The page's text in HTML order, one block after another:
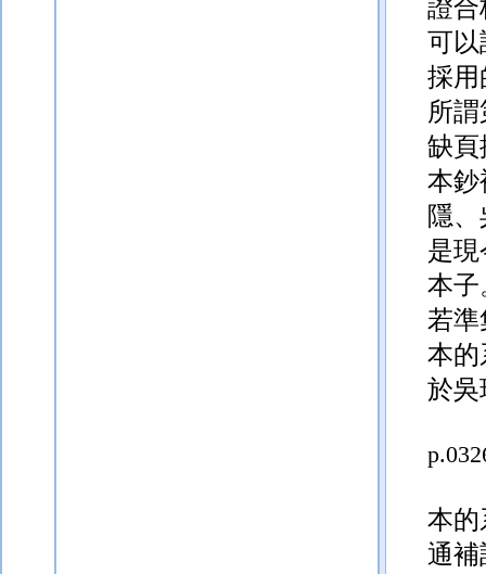
證合
可以
採用
所
缺頁
本鈔
隱
是
本子
若
本的
於吳
本的
通補